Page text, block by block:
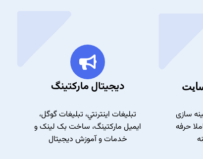
سازی
حرفه
دیجیتال مارکتینگ
تبلیغات اينترنتي، تبليغات گوگل،
ایمیل مارکتینگ، ساخت بک لينک و
خدمات و آموزش دیجیتال